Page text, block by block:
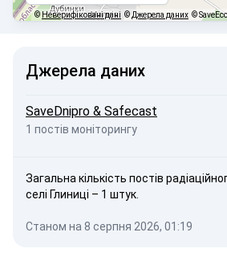
© Неверифіковані дані © Джерела даних ©
Джерела даних
SaveDnipro & Safecast
1 постів моніторингу
Загальна кількість постів
селі Глиниці – 1 штук.
Станом на 8 серпня 2026, 01:19